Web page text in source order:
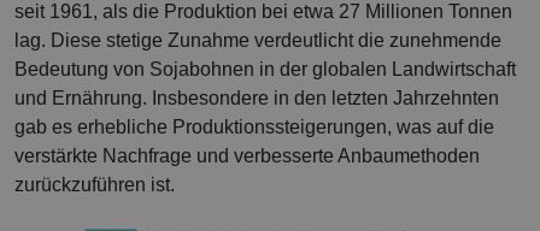
seit 1961, als die Produktion bei etwa 27 Millionen Tonnen
lag. Diese stetige Zunahme verdeutlicht die zunehmende
Bedeutung von Sojabohnen in der globalen Landwirtschaft
und Ernährung. Insbesondere in den letzten Jahrzehnten
gab es erhebliche Produktionssteigerungen, was auf die
verstärkte Nachfrage und verbesserte Anbaumethoden
zurückzuführen ist.